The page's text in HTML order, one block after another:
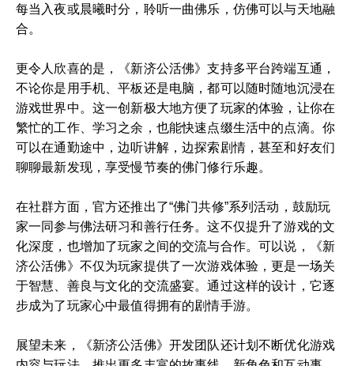
每当入夜或晨曦时分，聆听一曲佛乐，仿佛可以与天地融
合。
更令人欣喜的是，《新济公活佛》支持多平台跨端互通，
不论你是用手机、平板还是电脑，都可以随时随地沉浸在
游戏世界中。这一创新极大地方便了玩家的体验，让你在
繁忙的工作、学习之余，也能快速点缀生活中的点滴。你
可以在通勤途中，边听讲解，边探索剧情，甚至和好友们
聊聊最新发现，享受慢节奏的佛门修行乐趣。
在社群方面，官方还推出了“佛门共修”系列活动，鼓励玩
家一同参与佛法研习和善行任务。这不仅提升了游戏的文
化深度，也增加了玩家之间的交流与合作。可以说，《新
济公活佛》不仅为玩家提供了一次游戏体验，更是一场关
于智慧、善良与文化的交流盛宴。通过这样的设计，它逐
步成为了玩家心中最值得拥有的剧情手游。
展望未来，《新济公活佛》开发团队还计划不断优化游戏